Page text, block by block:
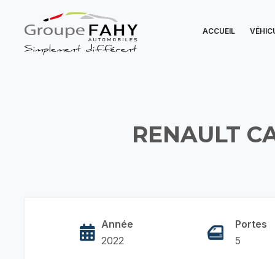
ACCUEIL
RENAULT
Année
2022
Portes
5